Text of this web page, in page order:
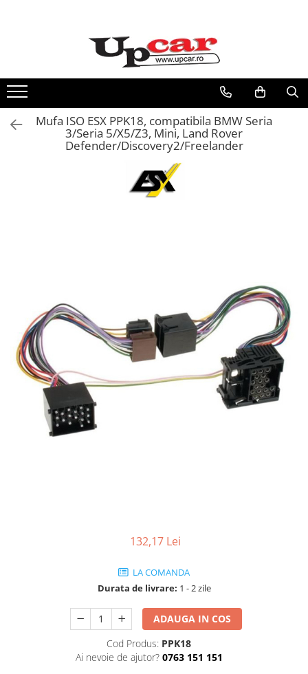
Aplice si Pendule
Electrocasnice Mici
Audio & Video
Mufa ISO ESX PPK18, compatibila BMW Seria
3/Seria 5/X5/Z3, Mini, Land Rover
Defender/Discovery2/Freelander
132,17 Lei
LA COMANDA
Durata de livrare: 1 - 2 zile
ADAUGA IN COS
Cod Produs: PPK18
Ai nevoie de ajutor? 0763 151 151